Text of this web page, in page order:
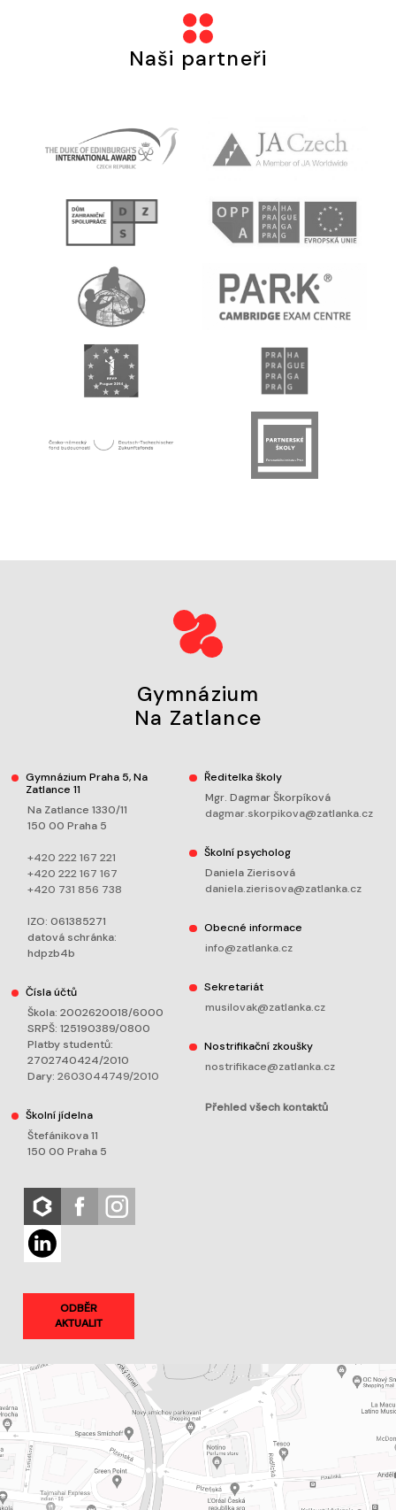
Naši partneři
Gymnázium
Na Zatlance
Gymnázium Praha 5, Na
Zatlance 11
Na Zatlance 1330/11
150 00 Praha 5
+420 222 167 221
+420 222 167 167
+420 731 856 738
IZO: 061385271
datová schránka:
hdpzb4b
Čísla účtů
Škola: 2002620018/6000
SRPŠ: 125190389/0800
Platby studentů:
2702740424/2010
Dary: 2603044749/2010
Školní jídelna
Štefánikova 11
150 00 Praha 5
ODBĚR
AKTUALIT
Ředitelka školy
Mgr. Dagmar Škorpíková
dagmar.skorpikova@zatlanka.cz
Školní psycholog
Daniela Zierisová
daniela.zierisova@zatlanka.cz
Obecné informace
info@zatlanka.cz
Sekretariát
musilovak@zatlanka.cz
Nostrifikační zkoušky
nostrifikace@zatlanka.cz
Přehled všech kontaktů